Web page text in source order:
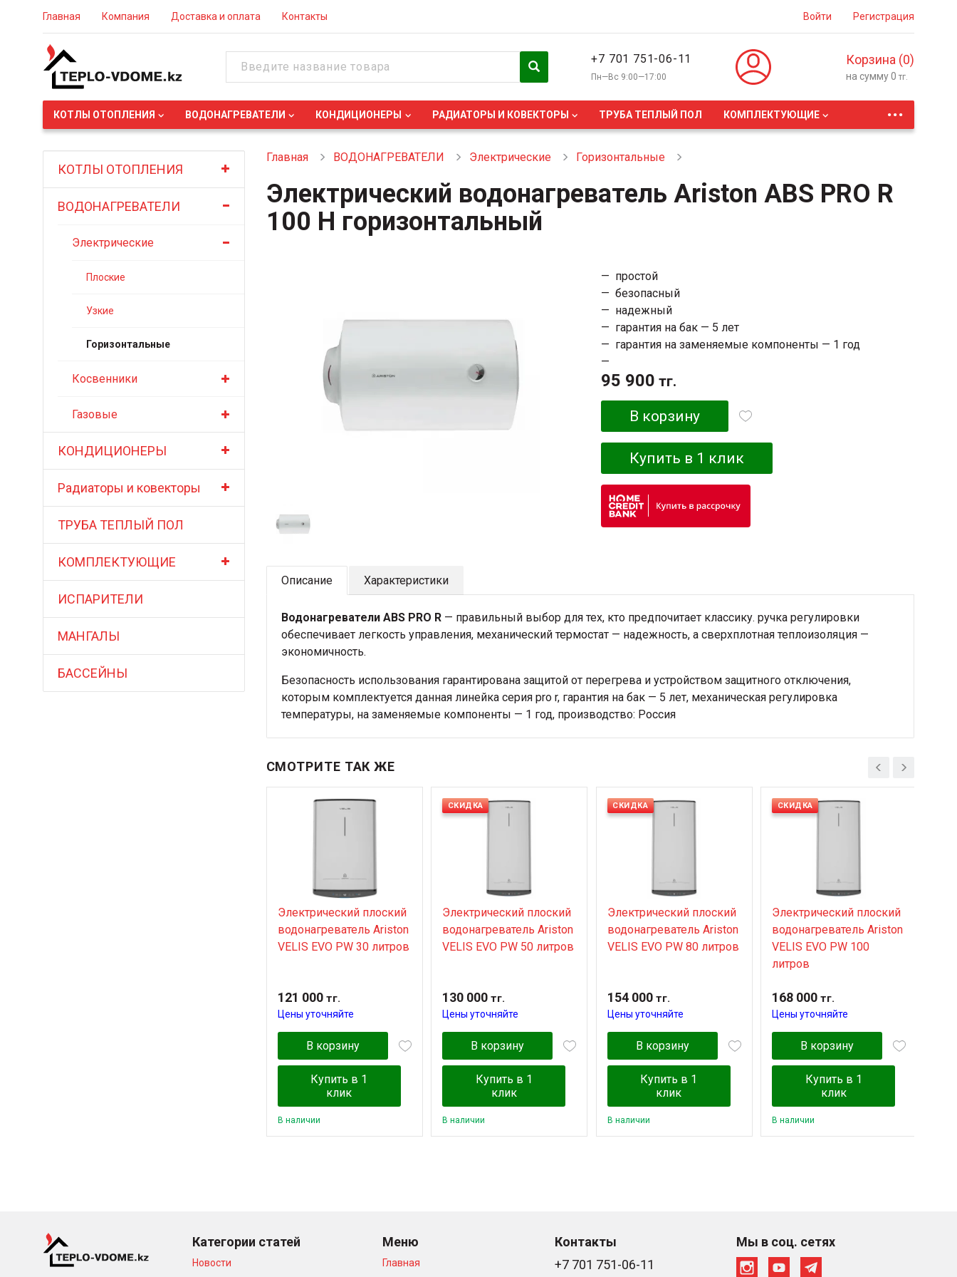
Главная Компания Доставка и оплата Контакты Войти Регистрация
+7 701 751-06-11
Пн—Вс 9:00—17:00
Корзина (0)
на сумму0 тг.
КОТЛЫ ОТОПЛЕНИЯ ВОДОНАГРЕВАТЕЛИ КОНДИЦИОНЕРЫ РАДИАТОРЫ И КОВЕКТОРЫ ТРУБА ТЕПЛЫЙ ПОЛ КОМПЛЕКТУЮЩИЕ ...
КОТЛЫ ОТОПЛЕНИЯ
ВОДОНАГРЕВАТЕЛИ
Электрические
Плоские
Узкие
Горизонтальные
Косвенники
Газовые
КОНДИЦИОНЕРЫ
Радиаторы и ковекторы
ТРУБА ТЕПЛЫЙ ПОЛ
КОМПЛЕКТУЮЩИЕ
ИСПАРИТЕЛИ
МАНГАЛЫ
БАССЕЙНЫ
Главная ВОДОНАГРЕВАТЕЛИ Электрические Горизонтальные
Электрический водонагреватель Ariston ABS PRO R
100 H горизонтальный
простой
безопасный
надежный
гарантия на бак — 5 лет
гарантия на заменяемые компоненты — 1 год
95 900 тг.
В корзину
Купить в 1 клик
Описание Характеристики
Водонагреватели ABS PRO R— правильный выбор для тех, кто предпочитает классику. ручка регулировки
обеспечивает легкость управления, механический термостат — надежность, а сверхплотная теплоизоляция —
экономичность.
Безопасность использования гарантирована защитой от перегрева и устройством защитного отключения,
которым комплектуется данная линейка серия pro r, гарантия на бак — 5 лет, механическая регулировка
температуры, на заменяемые компоненты — 1 год, производство: Россия
СМОТРИТЕ ТАК ЖЕ
Электрический плоский
водонагреватель Ariston
VELIS EVO PW 30 литров
121 000тг.
Цены уточняйте
В корзину
Купить в 1
клик
В наличии
СКИДКА
Электрический плоский
водонагреватель Ariston
VELIS EVO PW 50 литров
130 000 тг.
Цены уточняйте
В корзину
Купить в 1
клик
В наличии
СКИДКА
Электрический плоский
водонагреватель Ariston
VELIS EVO PW 80 литров
154 000тг.
Цены уточняйте
В корзину
Купить в 1
клик
В наличии
СКИДКА
Электрический плоский
водонагреватель Ariston
VELIS EVO PW 100
литров
168 000 тг.
Цены уточняйте
В корзину
Купить в 1
клик
В наличии
Категории статей
Новости
Меню
Главная
Контакты
+7 701 751-06-11
Мы в соц. сетях